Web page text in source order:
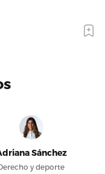
Sánchez
y deporte